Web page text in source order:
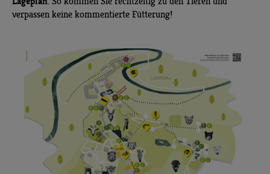
verpassen keine kommentierte Fütterung!